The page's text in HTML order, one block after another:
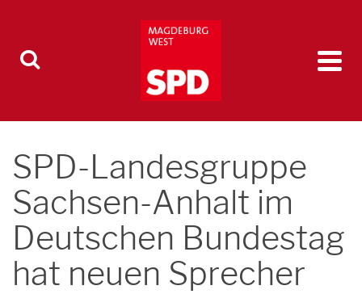
SPD-Landesgruppe
Sachsen-Anhalt im
Deutschen Bundestag
hat neuen Sprecher